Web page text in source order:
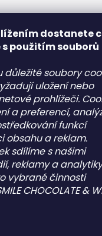
dostanete
použitím souborů
soubory
uložení nebo
prohlížeči.
a preferencí,
funkcí
obsahu a reklam.
sdílíme s našimi
reklamy a
vybrané činnosti
CHOCOLATE &
Kontakt
Obchodní
Podmínky
údajů - GDPR